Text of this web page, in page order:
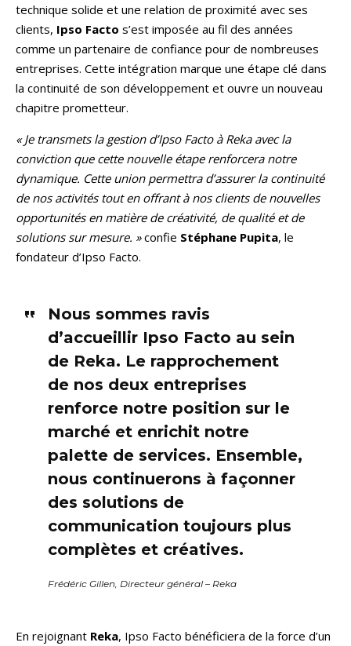
technique solide et une relation de proximité avec ses
clients, Ipso Facto s’est imposée au fil des années
comme un partenaire de confiance pour de nombreuses
entreprises. Cette intégration marque une étape clé dans
la continuité de son développement et ouvre un nouveau
chapitre prometteur.
« Je transmets la gestion d’Ipso Facto à Reka avec la
conviction que cette nouvelle étape renforcera notre
dynamique. Cette union permettra d’assurer la continuité
de nos activités tout en offrant à nos clients de nouvelles
opportunités en matière de créativité, de qualité et de
solutions sur mesure. »confie Stéphane Pupita, le
fondateur d’Ipso Facto.
Nous sommes ravis
d’accueillir Ipso Facto au sein
de Reka. Le rapprochement
de nos deux entreprises
renforce notre position sur le
marché et enrichit notre
palette de services. Ensemble,
nous continuerons à façonner
des solutions de
communication toujours plus
complètes et créatives.
Frédéric Gillen, Directeur général – Reka
En rejoignant Reka, Ipso Facto bénéficiera de la force d’un